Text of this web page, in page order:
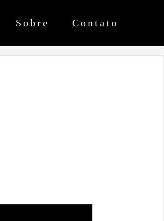
Sobre Contato